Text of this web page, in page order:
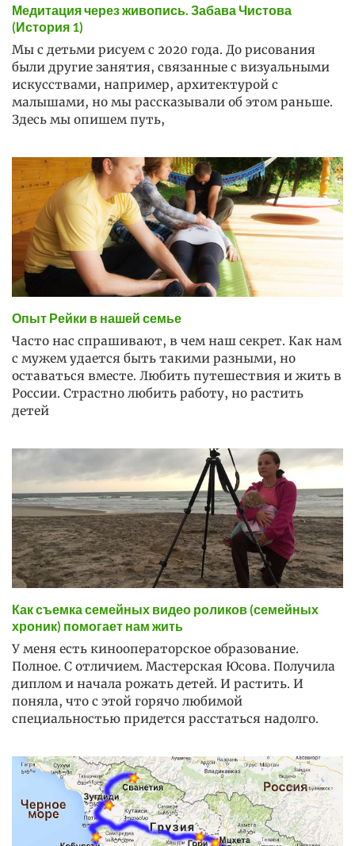
Медитация через живопись. Забава Чистова
(История 1)
Мы с детьми рисуем с 2020 года. До рисования
были другие занятия, связанные с визуальными
искусствами, например, архитектурой с
малышами, но мы рассказывали об этом раньше.
Здесь мы опишем путь,
Опыт Рейки в нашей семье
Часто нас спрашивают, в чем наш секрет. Как нам
с мужем удается быть такими разными, но
оставаться вместе. Любить путешествия и жить в
России. Страстно любить работу, но растить
детей
Как съемка семейных видео роликов (семейных
хроник) помогает нам жить
У меня есть кинооператорское образование.
Полное. С отличием. Мастерская Юсова. Получила
диплом и начала рожать детей. И растить. И
поняла, что с этой горячо любимой
специальностью придется расстаться надолго.